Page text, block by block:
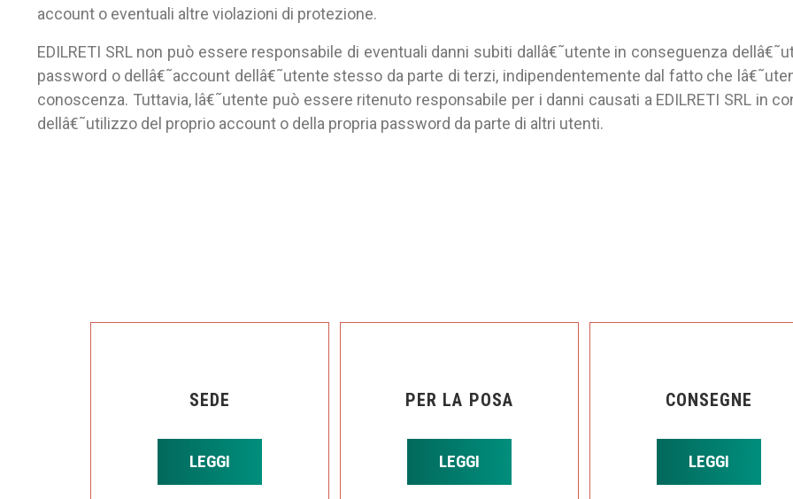
account o eventuali altre violazioni di protezione.
EDILRETI SRL non può essere responsabile di eventuali danni subiti dallâ€˜utente in conseguenza
password o dellâ€˜account dellâ€˜utente stesso da parte di terzi, indipendentemente dal fatto che
conoscenza. Tuttavia, lâ€˜utente può essere ritenuto responsabile per i danni causati a EDILRETI SRL in
dellâ€˜utilizzo del proprio account o della propria password da parte di altri utenti.
SEDE
LEGGI
PER LA POSA
LEGGI
CONSEGNE
LEGGI